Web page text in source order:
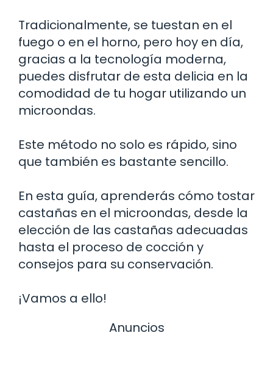
Tradicionalmente, se tuestan en el
fuego o en el horno, pero hoy en día,
gracias a la tecnología moderna,
puedes disfrutar de esta delicia en la
comodidad de tu hogar utilizando un
microondas.
Este método no solo es rápido, sino
que también es bastante sencillo.
En esta guía, aprenderás cómo tostar
castañas en el microondas, desde la
elección de las castañas adecuadas
hasta el proceso de cocción y
consejos para su conservación.
¡Vamos a ello!
Anuncios